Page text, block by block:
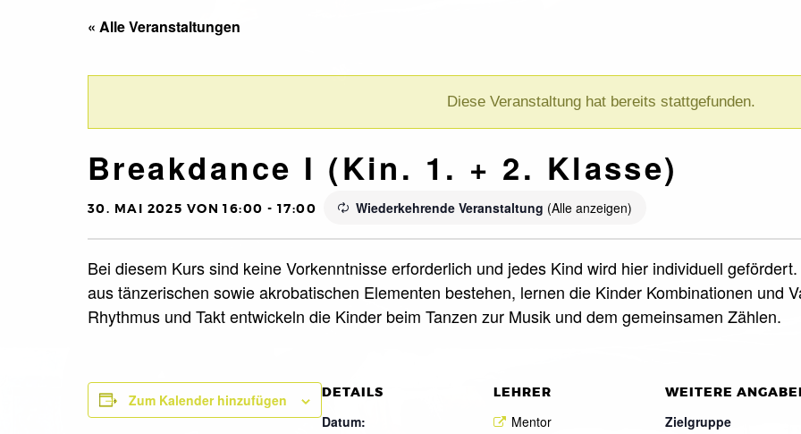
« Alle Veranstaltungen
Diese Veranstaltung hat bereits stattgefunden.
Breakdance I (Kin. 1. + 2. Klasse)
30. MAI 2025 VON 16:00 -17:00 Wiederkehrende Veranstaltung (Alle anzeigen)
Bei diesem Kurs sind keine Vorkenntnisse erforderlich und jedes Kind wird hier individuell
aus tänzerischen sowie akrobatischen Elementen bestehen, lernen die Kinder Kombinationen und
Rhythmus und Takt entwickeln die Kinder beim Tanzen zur Musik und dem gemeinsamen Zählen.
Zum Kalender hinzufügen DETAILS
Datum:
LEHRER
Mentor
WEITERE
Zielgruppe